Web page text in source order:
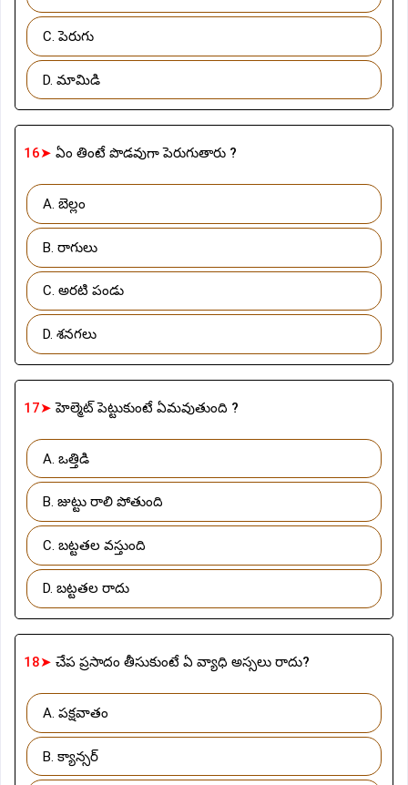
C. పెరుగు
D. మామిడి
16➤ ఏం తింటే పొడవుగా పెరుగుతారు ?
A. బెల్లం
B. రాగులు
C. అరటి పండు
D. శనగలు
17➤హెల్మెట్ పెట్టుకుంటే ఏమవుతుంది ?
A. ఒత్తిడి
B. జుట్టు రాలి పోతుంది
C. బట్టతల వస్తుంది
D. బట్టతల రాదు
18➤ చేప ప్రసాదం తీసుకుంటే ఏ వ్యాధి అస్సలు రాదు?
A. పక్షవాతం
B. క్యాన్సర్